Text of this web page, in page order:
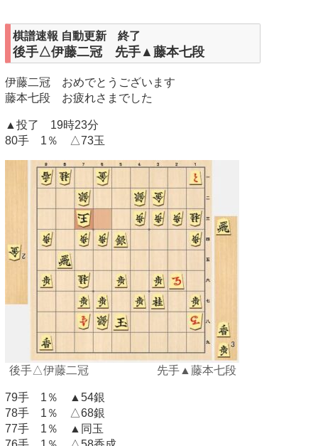
棋譜速報 自動更新 終了
後手△伊藤二冠 先手▲藤本七段
伊藤二冠 おめでとうございます
藤本七段 お疲れさまでした
▲投了 19時23分
80手 1％ △73玉
後手△伊藤二冠 先手▲藤本七段
79手 1％ ▲54銀
78手 1％ △68銀
77手 1％ ▲同玉